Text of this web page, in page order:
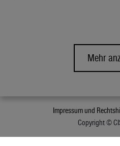
Mehr
Impressum und
Copyright ©